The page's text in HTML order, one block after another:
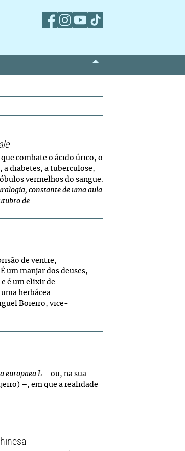
combate o ácido úrico, o
diabetes, a tuberculose,
vermelhos do sangue.
constante de uma aula
de...
de ventre,
um manjar dos deuses,
é um elixir de
herbácea
Boieiro, vice-
europaea L.– ou, na sua
–, em que a realidade